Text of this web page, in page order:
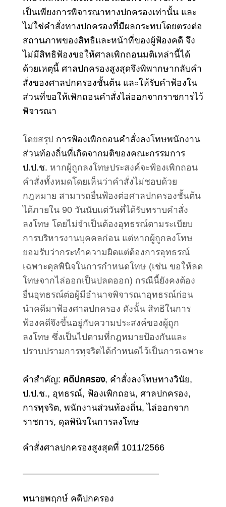
เป็นเพียงการพิจารณาทางปกครองเท่านั้น และ
ไม่ใช่คำสั่งทางปกครองที่มีผลกระทบโดยตรงต่อ
สถานภาพของสิทธิและหน้าที่ของผู้ฟ้องคดี จึง
ไม่มีสิทธิฟ้องขอให้ศาลเพิกถอนมติเหล่านี้ได้
ด้วยเหตุนี้ ศาลปกครองสูงสุดจึงพิพากษากลับคำ
สั่งของศาลปกครองชั้นต้น และให้รับคำฟ้องใน
ส่วนที่ขอให้เพิกถอนคำสั่งไล่ออกจากราชการไว้
พิจารณา
โดยสรุป การฟ้องเพิกถอนคำสั่งลงโทษพนักงาน
ส่วนท้องถิ่นที่เกิดจากมติของคณะกรรมการ
ป.ป.ช. หากผู้ถูกลงโทษประสงค์จะฟ้องเพิกถอน
คำสั่งทั้งหมดโดยเห็นว่าคำสั่งไม่ชอบด้วย
กฎหมาย สามารถยื่นฟ้องต่อศาลปกครองชั้นต้น
ได้ภายใน 90 วันนับแต่วันที่ได้รับทราบคำสั่ง
ลงโทษ โดยไม่จำเป็นต้องอุทธรณ์ตามระเบียบ
การบริหารงานบุคคลก่อน แต่หากผู้ถูกลงโทษ
ยอมรับว่ากระทำความผิดแต่ต้องการอุทธรณ์
เฉพาะดุลพินิจในการกำหนดโทษ (เช่น ขอให้ลด
โทษจากไล่ออกเป็นปลดออก) กรณีนี้ยังคงต้อง
ยื่นอุทธรณ์ต่อผู้มีอำนาจพิจารณาอุทธรณ์ก่อน
นำคดีมาฟ้องศาลปกครอง ดังนั้น สิทธิในการ
ฟ้องคดีจึงขึ้นอยู่กับความประสงค์ของผู้ถูก
ลงโทษ ซึ่งเป็นไปตามที่กฎหมายป้องกันและ
ปราบปรามการทุจริตได้กำหนดไว้เป็นการเฉพาะ
คำสำคัญ: คดีปกครอง, คำสั่งลงโทษทางวินัย,
ป.ป.ช., อุทธรณ์, ฟ้องเพิกถอน, ศาลปกครอง,
การทุจริต, พนักงานส่วนท้องถิ่น, ไล่ออกจาก
ราชการ, ดุลพินิจในการลงโทษ
คำสั่งศาลปกครองสูงสุดที่ 1011/2566
———————————————
ทนายพฤกษ์ คดีปกครอง